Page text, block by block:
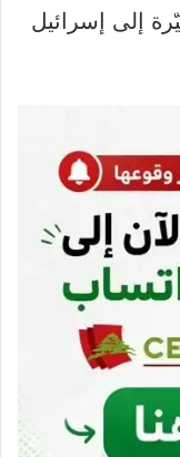
إلى ⁧‫إسرائيل‬⁩